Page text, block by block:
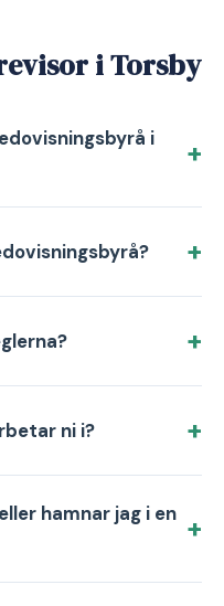
i Torsby
i
ni i?
hamnar jag i en